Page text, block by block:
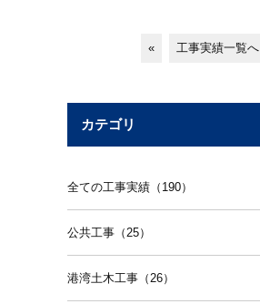
« 工事実績一覧へ
カテゴリ
全ての工事実績（190）
公共工事（25）
港湾土木工事（26）